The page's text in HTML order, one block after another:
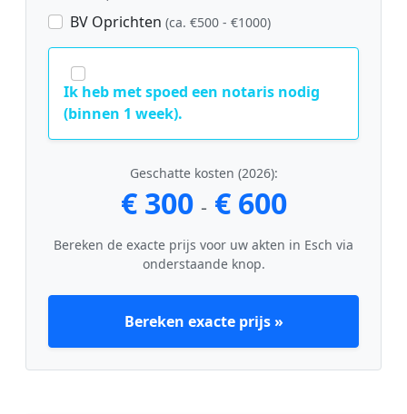
BV Oprichten (ca. €500 - €1000)
Ik heb met spoed een notaris nodig
(binnen 1 week).
Geschatte kosten (2026):
€ 300 - € 600
Bereken de exacte prijs voor uw akten in Esch via
onderstaande knop.
Bereken exacte prijs »